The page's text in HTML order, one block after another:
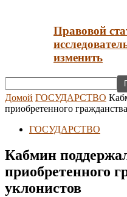
Правовой
изменить
Домой ГОСУДАРСТВО
приобретенного
ГОСУДАРСТВО
Кабмин
приобретенного
уклонистов